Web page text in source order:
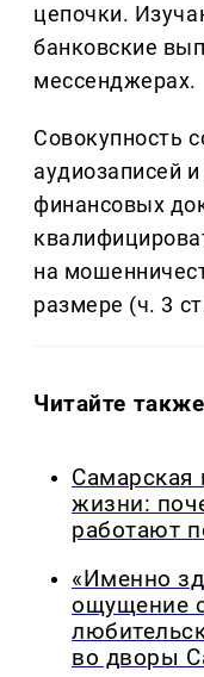
цепочки.
банковские
мессенджерах.
Совокупность
аудиозаписей
финансовых
на
размере (ч. 3
Читайте
Самарская
жизни:
работают
«Именно
ощущение
во дворы